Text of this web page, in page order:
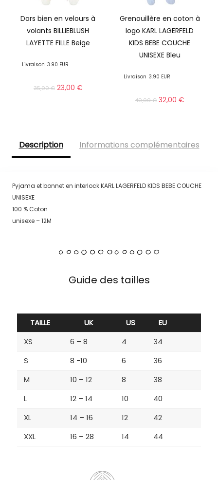
Dors bien en velours à
volants BILLIEBLUSH
LAYETTE FILLE Beige
Livraison 3.90 EUR
35,00€ 23,00 €
Grenouillère en coton à
logo KARL LAGERFELD
KIDS BEBE COUCHE
UNISEXE Bleu
Livraison 3.90 EUR
49,00€ 32,00€
Description Informations complémentaires
Pyjama et bonnet en interlock KARL LAGERFELD KIDS BEBE COUCHE
UNISEXE
100 % Coton
unisexe – 12M
Guide des tailles
TAILLE UK US
EU
XS
6 – 8 4
34
S
8 -10 6
36
M
10 – 12 8
38
L
12 – 14 10
40
XL
14 – 16 12
42
XXL
16 – 28 14 44